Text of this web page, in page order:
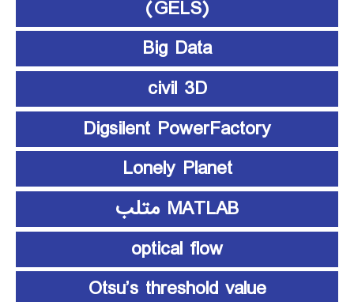
(GELS)
Big Data
civil 3D
Digsilent PowerFactory
Lonely Planet
MATLAB متلب
optical flow
Otsu’s threshold value